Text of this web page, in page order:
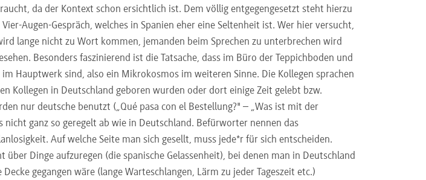
da der Kontext schon ersichtlich ist. Dem völlig entgegengesetzt steht hierzu
Augen-Gespräch, welches in Spanien eher eine Seltenheit ist. Wer hier versucht,
lange nicht zu Wort kommen, jemanden beim Sprechen zu unterbrechen wird
Besonders faszinierend ist die Tatsache, dass im Büro der Teppichboden und
Hauptwerk sind, also ein Mikrokosmos im weiteren Sinne. Die Kollegen sprachen
Kollegen in Deutschland geboren wurden oder dort einige Zeit gelebt bzw.
nur deutsche benutzt („Qué pasa con el Bestellung?" – „Was ist mit der
nicht ganz so geregelt ab wie in Deutschland. Befürworter nennen das
Auf welche Seite man sich gesellt, muss jede*r für sich entscheiden.
über Dinge aufzuregen (die spanische Gelassenheit), bei denen man in Deutschland
gegangen wäre (lange Warteschlangen, Lärm zu jeder Tageszeit etc.)